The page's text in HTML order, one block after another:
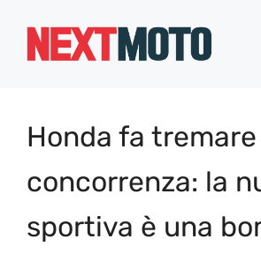
Honda fa tremare
concorrenza: la
sportiva è una